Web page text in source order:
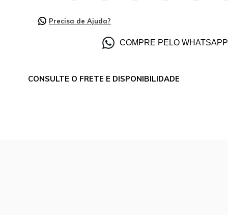
Precisa de Ajuda?
COMPRE PELO WHATSAPP
CONSULTE O FRETE E DISPONIBILIDADE